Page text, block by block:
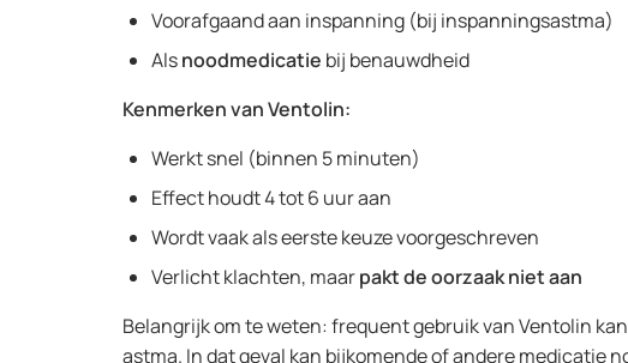
Voorafgaand aan inspanning (bij inspanningsastma)
Alsnoodmedicatie bij benauwdheid
Kenmerken van Ventolin:
Werkt snel (binnen 5 minuten)
Effect houdt 4 tot 6 uur aan
Wordt vaak als eerste keuze voorgeschreven
Verlicht klachten, maarpakt de oorzaak niet aan
Belangrijk om te weten: frequent gebruik van Ventolin
astma. In dat geval kan bijkomende of andere medicatie